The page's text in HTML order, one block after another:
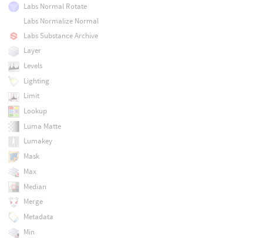
Labs Normal Rotate
Labs Normalize Normal
Labs Substance Archive
Layer
Levels
Lighting
Limit
Lookup
Luma Matte
Lumakey
Mask
Max
Median
Merge
Metadata
Min